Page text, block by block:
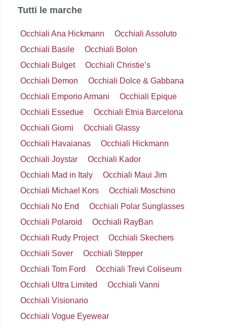
Tutti le marche
Occhiali Ana Hickmann
Occhiali Assoluto
Occhiali Basile
Occhiali Bolon
Occhiali Bulget
Occhiali Christie’s
Occhiali Demon
Occhiali Dolce & Gabbana
Occhiali Emporio Armani
Occhiali Epique
Occhiali Essedue
Occhiali Etnia Barcelona
Occhiali Giorni
Occhiali Glassy
Occhiali Havaianas
Occhiali Hickmann
Occhiali Joystar
Occhiali Kador
Occhiali Mad in Italy
Occhiali Maui Jim
Occhiali Michael Kors
Occhiali Moschino
Occhiali No End
Occhiali Polar Sunglasses
Occhiali Polaroid
Occhiali RayBan
Occhiali Rudy Project
Occhiali Skechers
Occhiali Sover
Occhiali Stepper
Occhiali Tom Ford
Occhiali Trevi Coliseum
Occhiali Ultra Limited
Occhiali Vanni
Occhiali Visionario
Occhiali Vogue Eyewear